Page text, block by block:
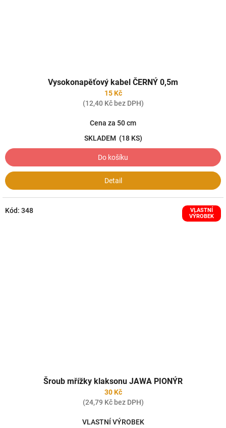
Vysokonapěťový kabel ČERNÝ 0,5m
15 Kč
(12,40 Kč bez DPH)
Cena za 50 cm
SKLADEM (18 KS)
Do košíku
Detail
VLASTNÍ
VÝROBEK
Šroub mřížky klaksonu JAWA PIONÝR
30 Kč
(24,79 Kč bez DPH)
VLASTNÍ VÝROBEK
Kód: 348